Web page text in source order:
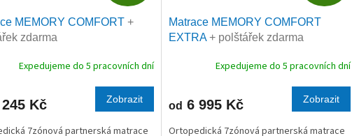
R
M
A
MEMORY COMFORT +
zdarma
Expedujeme do 5 pracovních dní
Kč Zobrazit
7zónová partnerská matrace
R
M
A
Matrace MEMORY COMFORT
EXTRA+ polštářek zdarma
Expedujeme do 5 pracovních dní
od 6 995 Kč Zobrazit
Ortopedická 7zónová partnerská matrace